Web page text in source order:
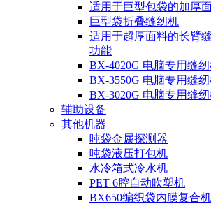
适用于巨型包袋的加厚
巨型袋折叠缝纫机
适用于超厚面料的长臂
功能
BX-4020G 电脑专用缝
BX-3550G 电脑专用缝
BX-3020G 电脑专用缝
辅助设备
其他机器
吨袋金属探测器
吨袋液压打包机
水冷箱式冷水机
PET 6腔自动吹塑机
BX650编织袋内膜复合机